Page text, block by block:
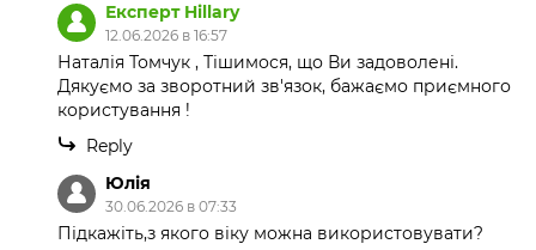
Експерт Hillary
12.06.2026 в 16:57
Наталія Томчук , Тішимося, що Ви задоволені.
Дякуємо за зворотний зв'язок, бажаємо приємного
користування !
Reply
Юлія
30.06.2026 в 07:33
Підкажіть,з якого віку можна використовувати?